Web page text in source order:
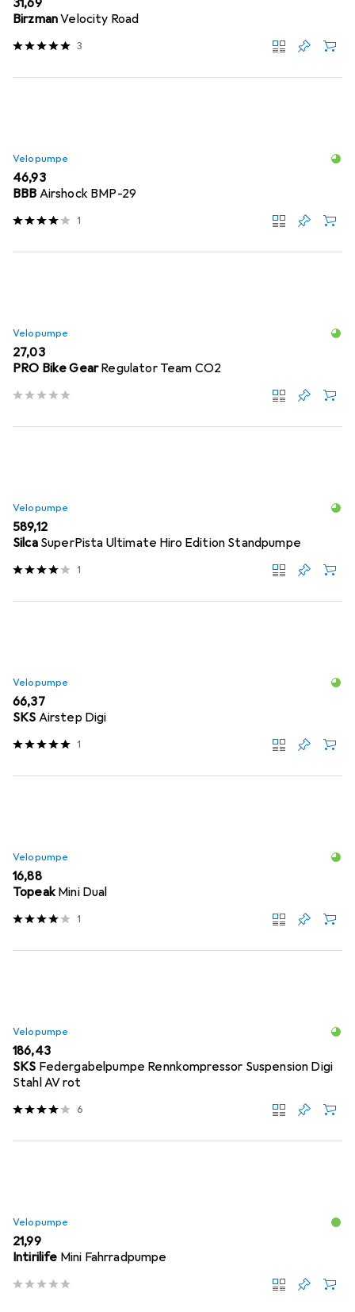
EUR
31,69
BirzmanVelocity Road
3
Velopumpe
EUR
46,93
BBB Airshock BMP-29
1
Velopumpe
EUR
27,03
PRO Bike GearRegulator Team CO2
Velopumpe
EUR
589,12
Silca SuperPista Ultimate Hiro Edition Standpumpe
1
Velopumpe
EUR
66,37
SKS Airstep Digi
1
Velopumpe
EUR
16,88
Topeak Mini Dual
1
Velopumpe
EUR
186,43
SKS Federgabelpumpe Rennkompressor Suspension Digi
Stahl AV rot
6
Velopumpe
EUR
21,99
Intirilife Mini Fahrradpumpe